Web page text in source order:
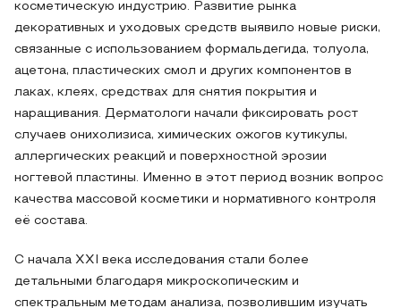
косметическую индустрию. Развитие рынка
декоративных и уходовых средств выявило новые риски,
связанные с использованием формальдегида, толуола,
ацетона, пластических смол и других компонентов в
лаках, клеях, средствах для снятия покрытия и
наращивания. Дерматологи начали фиксировать рост
случаев онихолизиса, химических ожогов кутикулы,
аллергических реакций и поверхностной эрозии
ногтевой пластины. Именно в этот период возник вопрос
качества массовой косметики и нормативного контроля
её состава.
С начала XXI века исследования стали более
детальными благодаря микроскопическим и
спектральным методам анализа, позволившим изучать